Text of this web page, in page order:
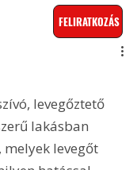
FELIRATKOZÁS
levegőztető
lakásban
levegőt